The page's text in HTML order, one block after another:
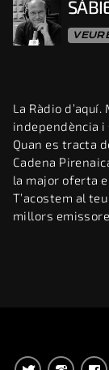
La Ràdio
independència i
Quan es tracta
Cadena
la major oferta
T’acostem al
millors